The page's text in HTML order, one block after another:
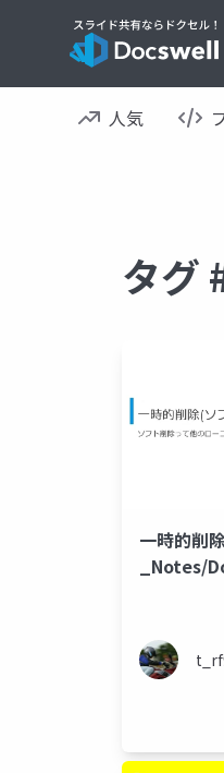
人気
タグ
一時的削
_Notes/